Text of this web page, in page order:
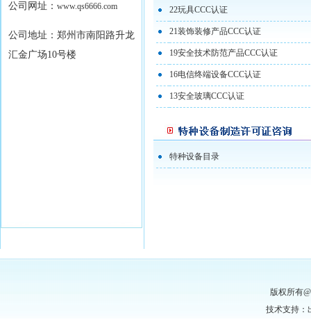
公司网址： www.qs6666.com
公司地址：郑州市南阳路升龙
汇金广场10号楼
22玩具CCC认证
21装饰装修产品CCC认证
19安全技术防范产品CCC认证
16电信终端设备CCC认证
13安全玻璃CCC认证
特种设备目录
版权所有
技术支持：